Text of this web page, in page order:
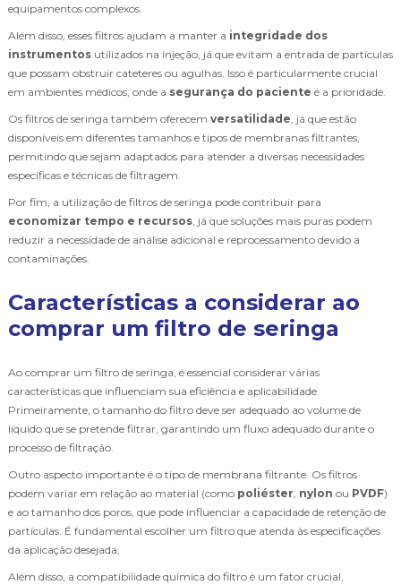
equipamentos complexos.
Além disso, esses filtros ajudam a manter a integridade dos
instrumentos utilizados na injeção, já que evitam a entrada de partículas
que possam obstruir cateteres ou agulhas. Isso é particularmente crucial
em ambientes médicos, onde a segurança do paciente é a prioridade.
Os filtros de seringa também oferecem versatilidade, já que estão
disponíveis em diferentes tamanhos e tipos de membranas filtrantes,
permitindo que sejam adaptados para atender a diversas necessidades
específicas e técnicas de filtragem.
Por fim, a utilização de filtros de seringa pode contribuir para
economizar tempo e recursos, já que soluções mais puras podem
reduzir a necessidade de análise adicional e reprocessamento devido a
contaminações.
Características a considerar ao
comprar um filtro de seringa
Ao comprar um filtro de seringa, é essencial considerar várias
características que influenciam sua eficiência e aplicabilidade.
Primeiramente, o tamanho do filtro deve ser adequado ao volume de
líquido que se pretende filtrar, garantindo um fluxo adequado durante o
processo de filtração.
Outro aspecto importante é o tipo de membrana filtrante. Os filtros
podem variar em relação ao material (como poliéster, nylon ou PVDF)
e ao tamanho dos poros, que pode influenciar a capacidade de retenção de
partículas. É fundamental escolher um filtro que atenda às especificações
da aplicação desejada.
Além disso, a compatibilidade química do filtro é um fator crucial,